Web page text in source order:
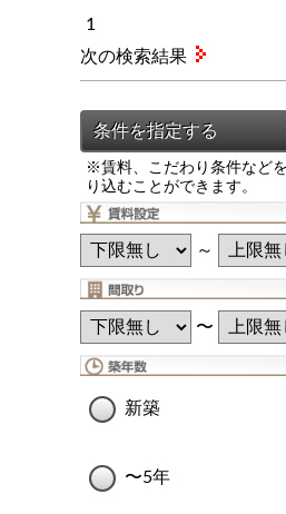
1
※賃料、こだわり条件など
り込むことができます。
～
〜
新築
〜5年